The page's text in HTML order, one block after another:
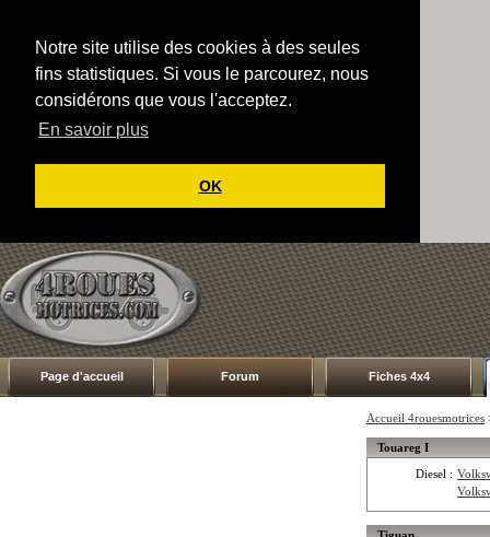
Notre site utilise des cookies à des seules
fins statistiques. Si vous le parcourez, nous
considérons que vous l'acceptez.
En savoir plus
OK
Page d'accueil Forum Fiches 4x4
Accueil 4rouesmotrices
Touareg I
Diesel :